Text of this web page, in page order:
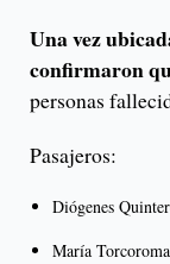
Una vez
confirmaron
personas
Pasajeros:
Diógenes
María